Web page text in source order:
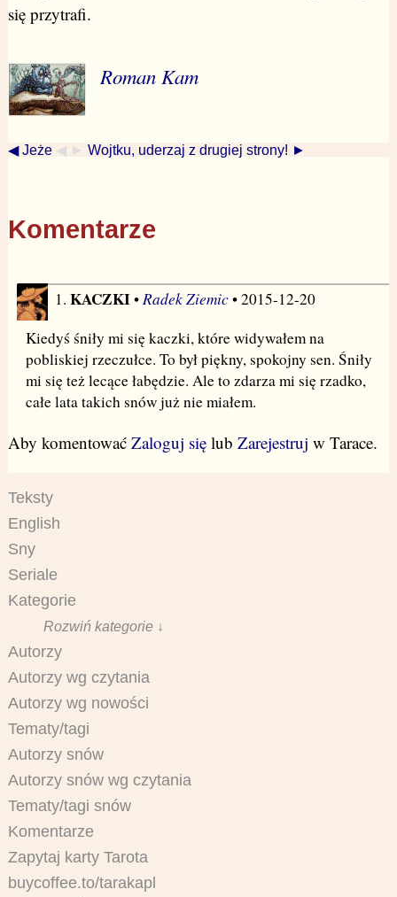
się przytrafi.
Roman Kam
◀ Jeże ◀ ► Wojtku, uderzaj z drugiej strony! ►
Komentarze
1. KACZKI•Radek Ziemic• 2015-12-20
Kiedyś śniły mi się kaczki, które widywałem na
pobliskiej rzeczułce. To był piękny, spokojny sen. Śniły
mi się też lecące łabędzie. Ale to zdarza mi się rzadko,
całe lata takich snów już nie miałem.
Aby komentować Zaloguj sięlub Zarejestruj w Tarace.
Teksty
English
Sny
Seriale
Kategorie
Rozwiń kategorie ↓
Autorzy
Autorzy wg czytania
Autorzy wg nowości
Tematy/tagi
Autorzy snów
Autorzy snów wg czytania
Tematy/tagi snów
Komentarze
Zapytaj karty Tarota
buycoffee.to/tarakapl